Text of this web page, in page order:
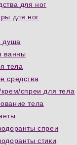
для ног
для ног
душа
ванны
тела
средства
спреи для тела
тела
спреи
стики